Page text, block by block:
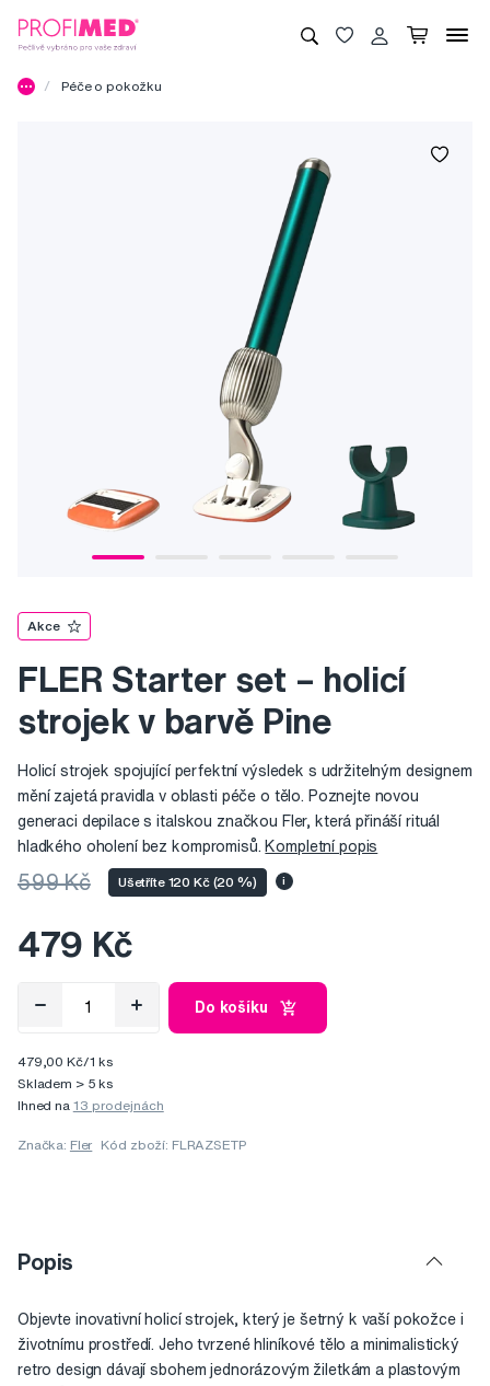
Péče o pokožku
Akce
FLER Starter set – holicí
strojek v barvě Pine
Holicí strojek spojující perfektní výsledek s udržitelným designem
mění zajetá pravidla v oblasti péče o tělo. Poznejte novou
generaci depilace s italskou značkou Fler, která přináší rituál
hladkého oholení bez kompromisů. Kompletní popis
599 Kč Ušetříte 120 Kč (20 %) i
479 Kč
Do košíku
479,00 Kč/1 ks
Skladem > 5 ks
Ihned na 13 prodejnách
Značka: Fler Kód zboží: FLRAZSETP
Popis
Objevte inovativní holicí strojek, který je šetrný k vaší pokožce i
životnímu prostředí. Jeho tvrzené hliníkové tělo a minimalistický
retro design dávají sbohem jednorázovým žiletkám a plastovým